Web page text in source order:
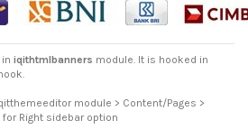
iqithtmlbanners module. It is hooked in
module > Content/Pages >
Right sidebar option